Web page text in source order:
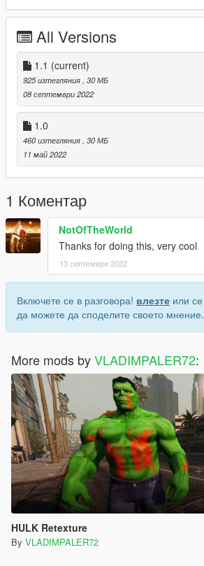
All Versions
1.1 (current)
925 изтегляния , 30 МБ
08 септември 2022
1.0
460 изтегляния , 30 МБ
11 май 2022
1 Коментар
NotOfTheWorld
Thanks for doing this, very cool
13 септември 2022
Включете се в разговора! влезте или се
да можете да споделите своето мнение.
More mods byVLADIMPALER72:
HULK Retexture
By VLADIMPALER72